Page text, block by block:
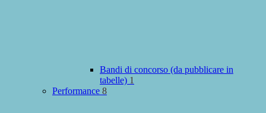
Bandi di concorso (da pubblicare in
tabelle) 1
Performance 8